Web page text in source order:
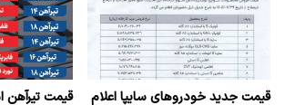
قیمت جدید خودروهای سایپا اعلام